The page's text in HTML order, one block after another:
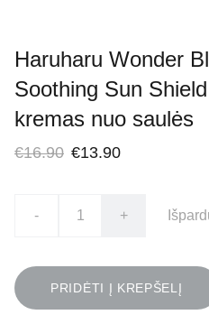
Haruharu Wonder
Soothing Sun
kremas nuo saulės
€16.90 €13.90
- +
PRIDĖTI Į KREPŠELĮ